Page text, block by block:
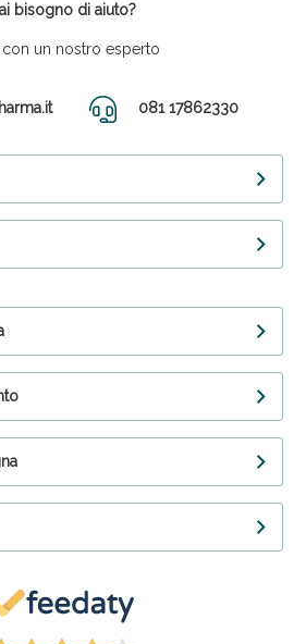
bisogno di aiuto?
con un nostro esperto
081 17862330